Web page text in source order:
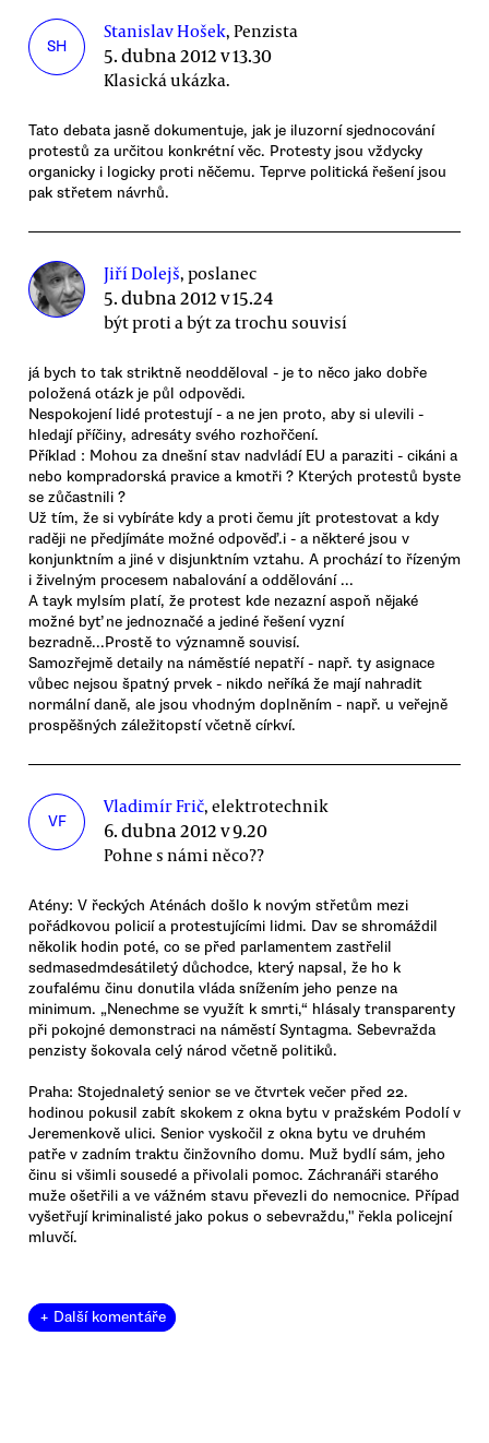
SH
Stanislav Hošek, Penzista
5. dubna 2012 v 13.30
Klasická ukázka.
Tato debata jasně dokumentuje, jak je iluzorní sjednocování
protestů za určitou konkrétní věc. Protesty jsou vždycky
organicky i logicky proti něčemu. Teprve politická řešení jsou
pak střetem návrhů.
Jiří Dolejš, poslanec
5. dubna 2012 v 15.24
být proti a být za trochu souvisí
já bych to tak striktně neodděloval - je to něco jako dobře
položená otázk je půl odpovědi.
Nespokojení lidé protestují - a ne jen proto, aby si ulevili -
hledají příčiny, adresáty svého rozhořčení.
Příklad : Mohou za dnešní stav nadvládí EU a paraziti - cikáni a
nebo kompradorská pravice a kmotři ? Kterých protestů byste
se zůčastnili ?
Už tím, že si vybíráte kdy a proti čemu jít protestovat a kdy
raději ne předjímáte možné odpověď.i - a některé jsou v
konjunktním a jiné v disjunktním vztahu. A prochází to řízeným
i živelným procesem nabalování a oddělování ...
A tayk mylsím platí, že protest kde nezazní aspoň nějaké
možné byť ne jednoznačé a jediné řešení vyzní
bezradně...Prostě to významně souvisí.
Samozřejmě detaily na náměstíé nepatří - např. ty asignace
vůbec nejsou špatný prvek - nikdo neříká že mají nahradit
normální daně, ale jsou vhodným doplněním - např. u veřejně
prospěšných záležitopstí včetně církví.
VF
Vladimír Frič, elektrotechnik
6. dubna 2012 v 9.20
Pohne s námi něco??
Atény: V řeckých Aténách došlo k novým střetům mezi
pořádkovou policií a protestujícími lidmi. Dav se shromáždil
několik hodin poté, co se před parlamentem zastřelil
sedmasedmdesátiletý důchodce, který napsal, že ho k
zoufalému činu donutila vláda snížením jeho penze na
minimum. „Nenechme se využít k smrti,“ hlásaly transparenty
při pokojné demonstraci na náměstí Syntagma. Sebevražda
penzisty šokovala celý národ včetně politiků.
Praha: Stojednaletý senior se ve čtvrtek večer před 22.
hodinou pokusil zabít skokem z okna bytu v pražském Podolí v
Jeremenkově ulici. Senior vyskočil z okna bytu ve druhém
patře v zadním traktu činžovního domu. Muž bydlí sám, jeho
činu si všimli sousedé a přivolali pomoc. Záchranáři starého
muže ošetřili a ve vážném stavu převezli do nemocnice. Případ
vyšetřují kriminalisté jako pokus o sebevraždu," řekla policejní
mluvčí.
+ Další komentáře